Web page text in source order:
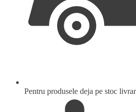
Pentru produsele deja pe stoc